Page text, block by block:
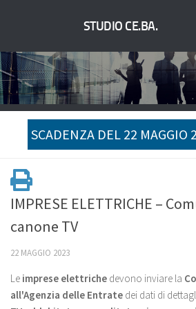
STUDIO CE.BA.
SCADENZA DEL 22 MAGGIO
IMPRESE ELETTRICHE –
canone TV
22 MAGGIO 2023
Le imprese elettriche devono inviare la
all'Agenzia delle Entrate dei dati di